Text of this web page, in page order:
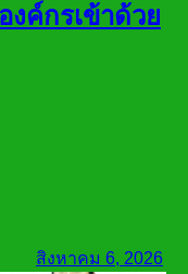
งค์กรเข้าด้วย
สิงหาคม 6, 2026